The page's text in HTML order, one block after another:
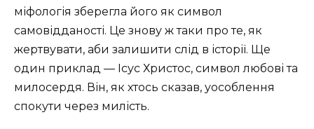
міфологія зберегла його як символ
самовідданості. Це знову ж таки про те, як
жертвувати, аби залишити слід в історії. Ще
один приклад — Ісус Христос, символ любові та
милосердя. Він, як хтось сказав, уособлення
спокути через милість.